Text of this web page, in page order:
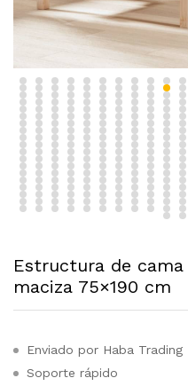
Estructura de
maciza 75×190 cm
Enviado por Haba Trading
Soporte rápido